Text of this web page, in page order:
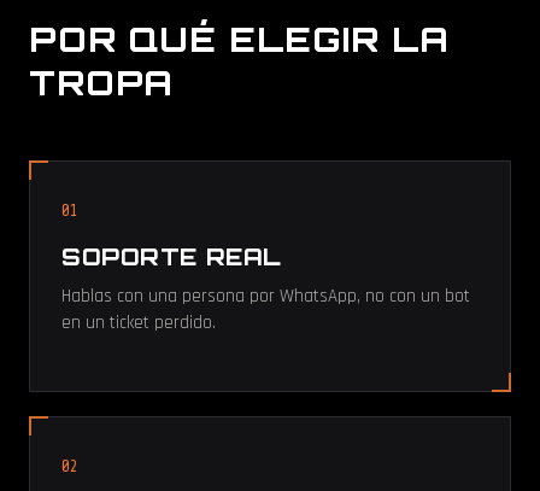
POR QUÉ ELEGIR LA
TROPA
01
SOPORTE REAL
Hablas con una persona por WhatsApp, no con un bot
en un ticket perdido.
02